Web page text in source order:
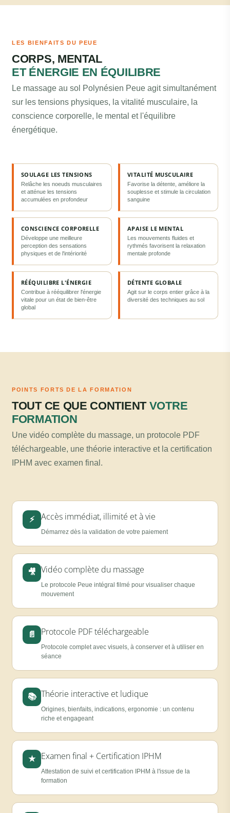
LES BIENFAITS DU PEUE
CORPS, MENTAL
ET ÉNERGIE EN ÉQUILIBRE
Le massage au sol Polynésien Peue agit simultanément
sur les tensions physiques, la vitalité musculaire, la
conscience corporelle, le mental et l'équilibre
énergétique.
SOULAGE LES TENSIONS
Relâche les noeuds musculaires
et atténue les tensions
accumulées en profondeur
VITALITÉ MUSCULAIRE
Favorise la détente, améliore la
souplesse et stimule la circulation
sanguine
CONSCIENCE CORPORELLE
Développe une meilleure
perception des sensations
physiques et de l'intériorité
APAISE LE MENTAL
Les mouvements fluides et
rythmés favorisent la relaxation
mentale profonde
RÉÉQUILIBRE L'ÉNERGIE
Contribue à rééquilibrer l'énergie
vitale pour un état de bien-être
global
DÉTENTE GLOBALE
Agit sur le corps entier grâce à la
diversité des techniques au sol
POINTS FORTS DE LA FORMATION
TOUT CE QUE CONTIENT VOTRE
FORMATION
Une vidéo complète du massage, un protocole PDF
téléchargeable, une théorie interactive et la certification
IPHM avec examen final.
⚡ Accès immédiat, illimité et à vie
Démarrez dès la validation de votre paiement
🎥 Vidéo complète du massage
Le protocole Peue intégral filmé pour visualiser chaque
mouvement
📄 Protocole PDF téléchargeable
Protocole complet avec visuels, à conserver et à utiliser en
séance
📚 Théorie interactive et ludique
Origines, bienfaits, indications, ergonomie : un contenu
riche et engageant
★ Examen final + Certification IPHM
Attestation de suivi et certification IPHM à l'issue de la
formation